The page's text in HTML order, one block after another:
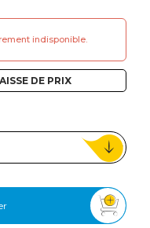
indisponible.
DE PRIX